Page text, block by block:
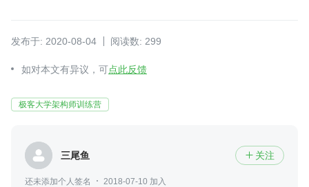
发布于: 2020-08-04 阅读数: 299
如对本文有异议，可点此反馈
极客大学架构师训练营
三尾鱼  关注
还未添加个人签名
2018-07-10 加入